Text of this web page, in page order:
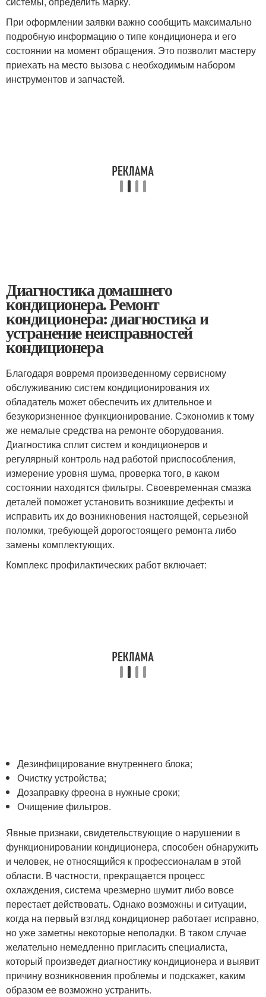
При оформлении заявки важно сообщить максимально
подробную информацию о типе кондиционера и его
состоянии на момент обращения. Это позволит мастеру
приехать на место вызова с необходимым набором
инструментов и запчастей.
Диагностика домашнего
кондиционера. Ремонт
кондиционера: диагностика и
устранение неисправностей
кондиционера
Благодаря вовремя произведенному сервисному
обслуживанию систем кондиционирования их
обладатель может обеспечить их длительное и
безукоризненное функционирование. Сэкономив к тому
же немалые средства на ремонте оборудования.
Диагностика сплит систем и кондиционеров и
регулярный контроль над работой приспособления,
измерение уровня шума, проверка того, в каком
состоянии находятся фильтры. Своевременная смазка
деталей поможет установить возникшие дефекты и
исправить их до возникновения настоящей, серьезной
поломки, требующей дорогостоящего ремонта либо
замены комплектующих.
Комплекс профилактических работ включает:
Дезинфицирование внутреннего блока;
Очистку устройства;
Дозаправку фреона в нужные сроки;
Очищение фильтров.
Явные признаки, свидетельствующие о нарушении в
функционировании кондиционера, способен обнаружить
и человек, не относящийся к профессионалам в этой
области. В частности, прекращается процесс
охлаждения, система чрезмерно шумит либо вовсе
перестает действовать. Однако возможны и ситуации,
когда на первый взгляд кондиционер работает исправно,
но уже заметны некоторые неполадки. В таком случае
желательно немедленно пригласить специалиста,
который произведет диагностику кондиционера и выявит
причину возникновения проблемы и подскажет, каким
образом ее возможно устранить.